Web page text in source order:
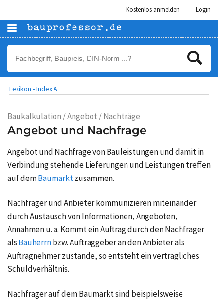
Kostenlos anmelden Login
Lexikon • Index A
Baukalkulation / Angebot / Nachträge
Angebot und Nachfrage
Angebot und Nachfrage von Bauleistungen und damit in
Verbindung stehende Lieferungen und Leistungen treffen
auf demBaumarktzusammen.
Nachfrager und Anbieter kommunizieren miteinander
durch Austausch von Informationen, Angeboten,
Annahmen u. a. Kommt ein Auftrag durch den Nachfrager
als Bauherrnbzw. Auftraggeber an den Anbieter als
Auftragnehmer zustande, so entsteht ein vertragliches
Schuldverhältnis.
Nachfrager auf dem Baumarkt sind beispielsweise